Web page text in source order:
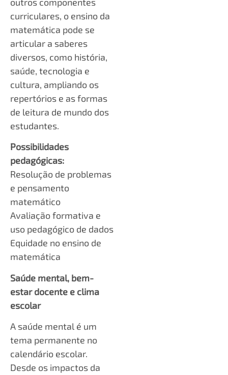
curriculares, o ensino da
matemática pode se
articular a saberes
diversos, como história,
saúde, tecnologia e
cultura, ampliando os
repertórios e as formas
de leitura de mundo dos
estudantes.
Possibilidades
pedagógicas:
Resolução de problemas
e pensamento
matemático
Avaliação formativa e
uso pedagógico de dados
Equidade no ensino de
matemática
Saúde mental, bem-
estar docente e clima
escolar
A saúde mental é um
tema permanente no
calendário escolar.
Desde os impactos da